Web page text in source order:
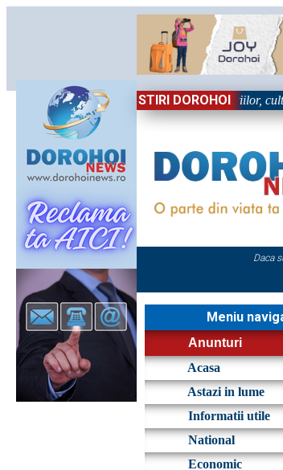
STIRI DOROHOI
Sărbătoare!” – trei zile dedicate tradițiilor, culturii
Daca
Meniu
Anunturi
Acasa
Astazi in lume
Informatii utile
National
Economic